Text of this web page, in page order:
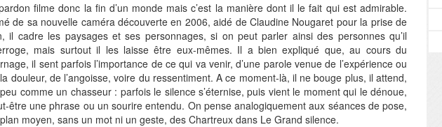
filme donc la fin d’un monde mais c’est la manière dont il le fait qui est admirable.
de sa nouvelle caméra découverte en 2006, aidé de Claudine Nougaret pour la prise de
il cadre les paysages et ses personnages, si on peut parler ainsi des personnes qu’il
mais surtout il les laisse être eux-mêmes. Il a bien expliqué que, au cours du
il sent parfois l’importance de ce qui va venir, d’une parole venue de l’expérience ou
douleur, de l’angoisse, voire du ressentiment. A ce moment-là, il ne bouge plus, il attend,
comme un chasseur : parfois le silence s’éternise, puis vient le moment qui le dénoue,
être une phrase ou un sourire entendu. On pense analogiquement aux séances de pose,
moyen, sans un mot ni un geste, des Chartreux dans Le Grand silence.